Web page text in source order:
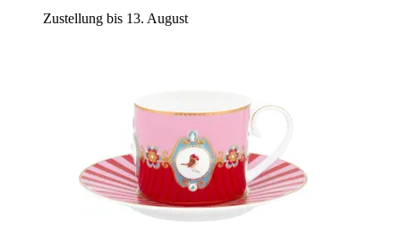
Zustellung bis 13. August